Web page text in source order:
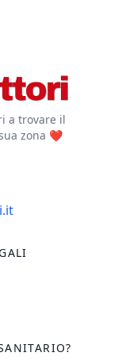
a trovare il
zona ❤️